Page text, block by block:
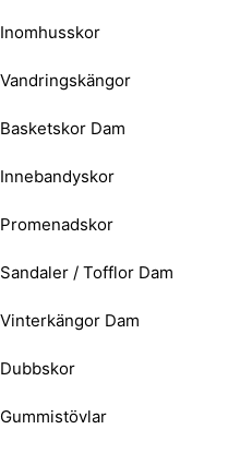
Inomhusskor
Vandringskängor
Basketskor Dam
Innebandyskor
Promenadskor
Sandaler / Tofflor Dam
Vinterkängor Dam
Dubbskor
Gummistövlar